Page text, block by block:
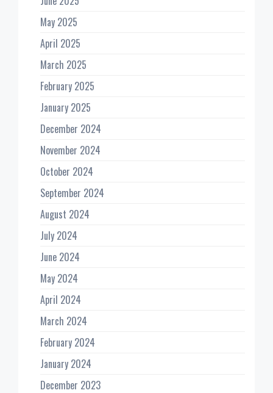
May 2025
April 2025
March 2025
February 2025
January 2025
December 2024
November 2024
October 2024
September 2024
August 2024
July 2024
June 2024
May 2024
April 2024
March 2024
February 2024
January 2024
December 2023